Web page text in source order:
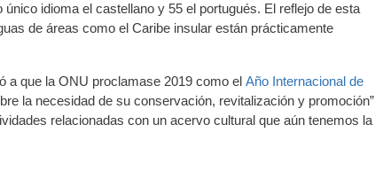
idioma el castellano y 55 el portugués. El reflejo de esta
de áreas como el Caribe insular están prácticamente
a que la ONU proclamase 2019 como el Año Internacional de
la necesidad de su conservación, revitalización y promoción”
relacionadas con un acervo cultural que aún tenemos la